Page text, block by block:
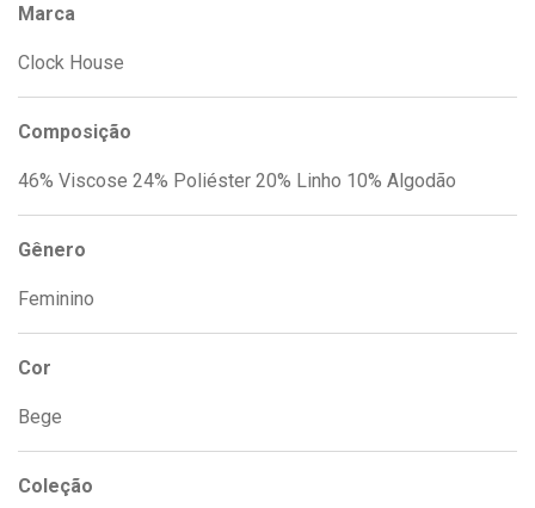
Marca
Clock House
Composição
46% Viscose 24% Poliéster 20% Linho 10% Algodão
Gênero
Feminino
Cor
Bege
Coleção